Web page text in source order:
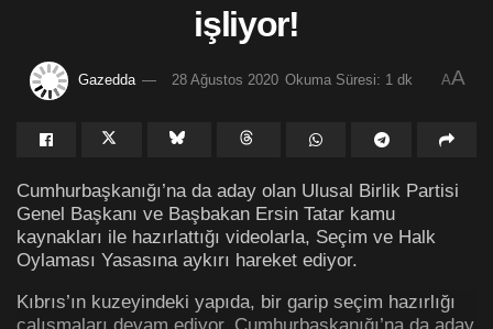
işliyor!
Gazedda 28 Ağustos 2020 Okuma Süresi: 1 dk AA
Cumhurbaşkanığı’na da aday olan Ulusal Birlik Partisi
Genel Başkanı ve Başbakan Ersin Tatar kamu
kaynakları ile hazırlattığı videolarla, Seçim ve Halk
Oylaması Yasasına aykırı hareket ediyor.
Kıbrıs’ın kuzeyindeki yapıda, bir garip seçim hazırlığı